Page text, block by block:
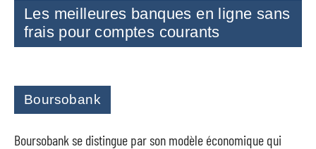
Les meilleures banques en ligne sans
frais pour comptes courants
Boursobank
Boursobank se distingue par son modèle économique qui